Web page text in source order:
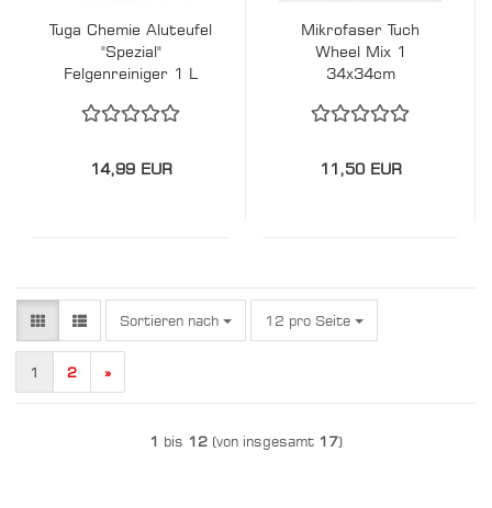
Tuga Chemie Aluteufel
"Spezial"
Felgenreiniger 1 L
14,99 EUR
Mikrofaser Tuch
Wheel Mix 1
34x34cm
11,50 EUR
Sortieren nach
Sortieren nach 12 pro Seite
pro Seite
1 2 »
1 bis 12 (von insgesamt 17)